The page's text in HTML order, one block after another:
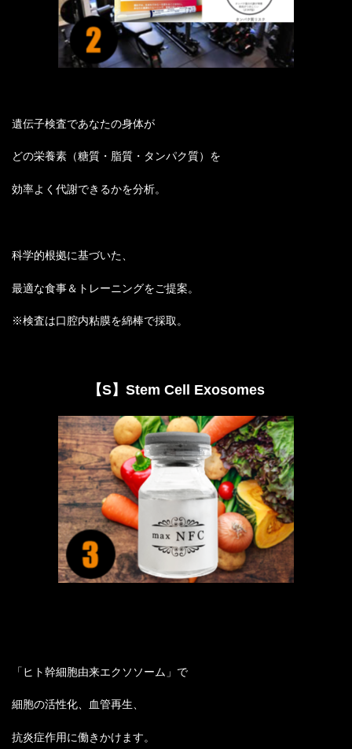
遺伝子検査であなたの身体が
どの栄養素（糖質・脂質・タンパク質）を
効率よく代謝できるかを分析。
科学的根拠に基づいた、
最適な食事＆トレーニングをご提案。
※検査は口腔内粘膜を綿棒で採取。
【S】Stem Cell Exosomes
「ヒト幹細胞由来エクソソーム」で
細胞の活性化、血管再生、
抗炎症作用に働きかけます。